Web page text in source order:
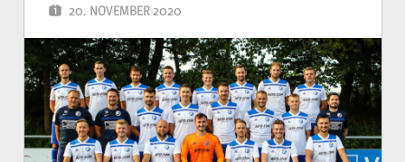
20. NOVEMBER 2020